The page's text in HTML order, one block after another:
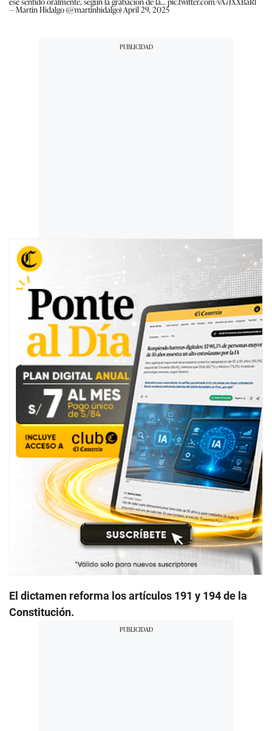
— Martin Hidalgo (@martinhidalgo)April 29, 2025
El dictamen reforma los artículos 191 y 194 de la
Constitución.